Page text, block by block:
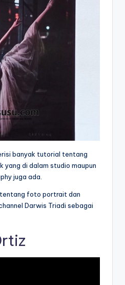
banyak tutorial tentang
di dalam studio maupun
juga ada.
tentang foto portrait dan
Darwis Triadi sebagai